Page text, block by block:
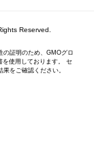
Reserved.
の証明のため、GMOグロ
を使用しております。 セ
をご確認ください。